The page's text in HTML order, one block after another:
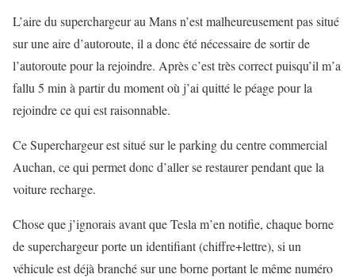
L’aire du superchargeur au Mans n’est malheureusement pas situé
sur une aire d’autoroute, il a donc été nécessaire de sortir de
l’autoroute pour la rejoindre. Après c’est très correct puisqu’il m’a
fallu 5 min à partir du moment où j’ai quitté le péage pour la
rejoindre ce qui est raisonnable.
Ce Superchargeur est situé sur le parking du centre commercial
Auchan, ce qui permet donc d’aller se restaurer pendant que la
voiture recharge.
Chose que j’ignorais avant que Tesla m’en notifie, chaque borne
de superchargeur porte un identifiant (chiffre+lettre), si un
véhicule est déjà branché sur une borne portant le même numéro